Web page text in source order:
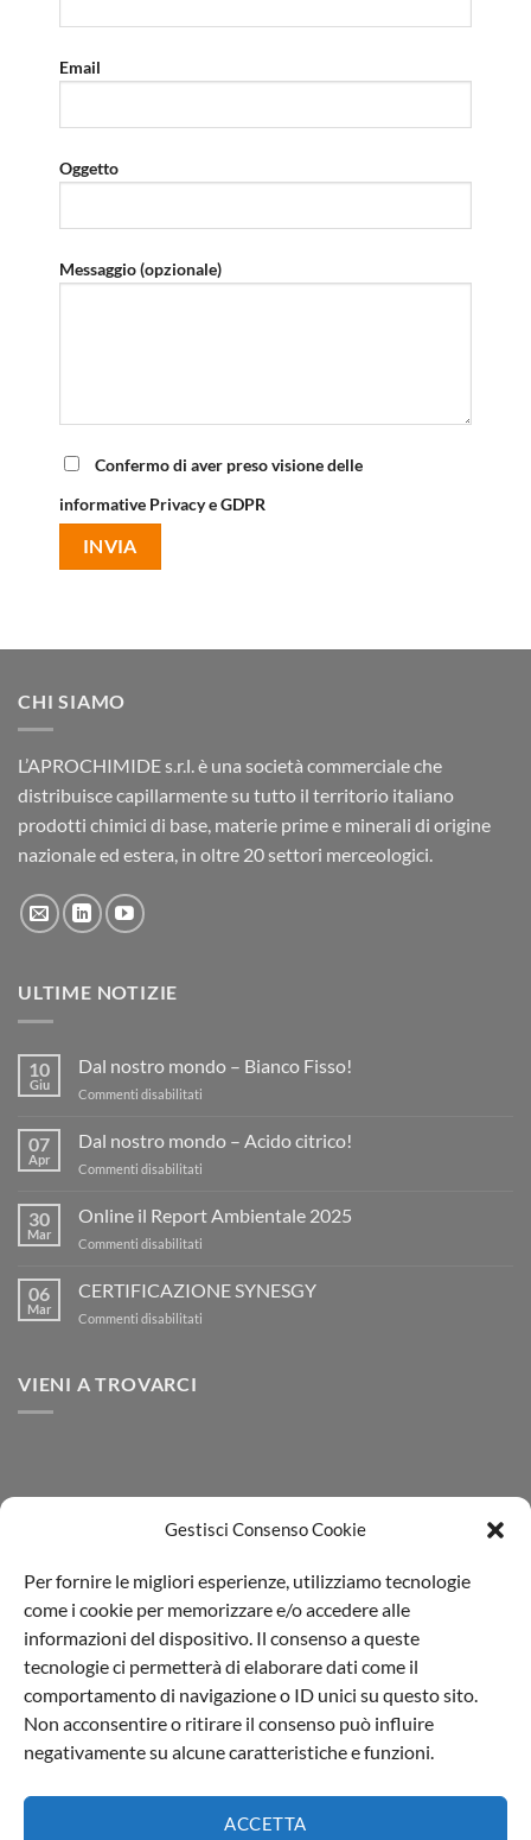
Gestisci Consenso Cookie
Per fornire le migliori esperienze, utilizziamo tecnologie
come i cookie per memorizzare e/o accedere alle
informazioni del dispositivo. Il consenso a queste
tecnologie ci permetterà di elaborare dati come il
comportamento di navigazione o ID unici su questo sito.
Non acconsentire o ritirare il consenso può influire
negativamente su alcune caratteristiche e funzioni.
ACCETTA
Email
Oggetto
Messaggio (opzionale)
Confermo di aver preso visione delle
informative Privacy e GDPR
CHI SIAMO
L’APROCHIMIDE s.r.l. è una società commerciale che
distribuisce capillarmente su tutto il territorio italiano
prodotti chimici di base, materie prime e minerali di origine
nazionale ed estera, in oltre 20 settori merceologici.
ULTIME NOTIZIE
10
Giu
Dal nostro mondo – Bianco Fisso!
Commenti disabilitati
nostro
mondo
Fisso!
07
Apr
Dal nostro mondo – Acido citrico!
Commenti disabilitati
nostro
mondo
citrico!
30
Mar
Online il Report Ambientale 2025
Commenti disabilitati
il
Report
06
Mar
CERTIFICAZIONE SYNESGY
Commenti disabilitati
VIENI A TROVARCI
Privacy policy
Made with (L) byWeb Agency Milano